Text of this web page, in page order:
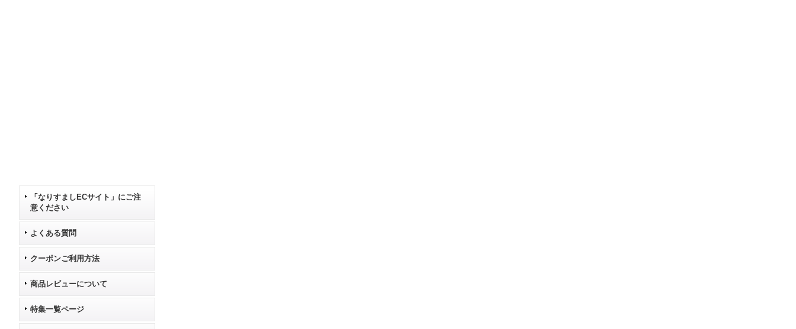
「なりすましECサイト」にご注
意ください
よくある質問
クーポンご利用方法
商品レビューについて
特集一覧ページ